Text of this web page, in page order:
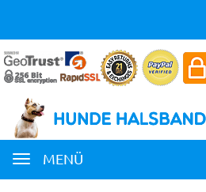
MENÜ